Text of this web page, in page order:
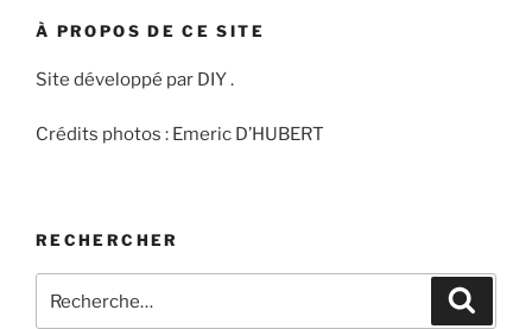
À PROPOS DE CE SITE
Site développé par DIY .
Crédits photos : Emeric D’HUBERT
RECHERCHER
pour